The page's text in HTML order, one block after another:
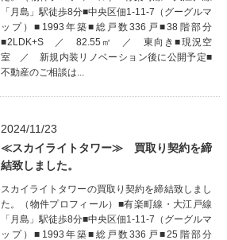
「月島」駅徒歩8分■中央区佃1-11-7（グーグルマ
ップ）■1993年築■総戸数336戸■38階部分
■2LDK+S ／ 82.55㎡ ／ 東向き■現況空
室 ／ 新規内装リノベーション後に公開予定■
不動産のご相談は...
2024/11/23
≪スカイライトタワー≫ 買取り契約を締
結致しました。
スカイライトタワーの買取り契約を締結致しまし
た。（物件プロフィール）■有楽町線・大江戸線
「月島」駅徒歩8分■中央区佃1-11-7（グーグルマ
ップ）■1993年築■総戸数336戸■25階部分